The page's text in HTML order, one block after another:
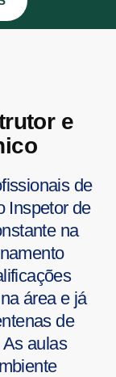
e
de
Inspetor de
na
área e já
de
aulas